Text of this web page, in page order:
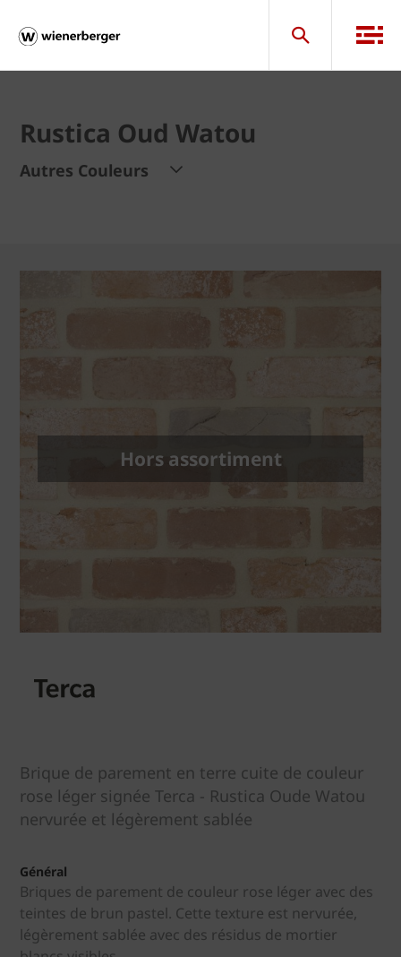
Rustica Oud Watou
Autres Couleurs
Hors assortiment
Brique de parement en terre cuite de couleur
rose léger signée Terca - Rustica Oude Watou
nervurée et légèrement sablée
Général
Briques de parement de couleur rose léger avec des
teintes de brun pastel. Cette texture est nervurée,
légèrement sablée avec des résidus de mortier